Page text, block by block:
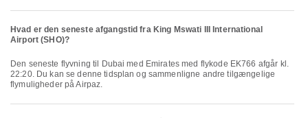
Hvad er den seneste afgangstid fra King Mswati III International
Airport (SHO)?
Den seneste flyvning til Dubai med Emirates med flykode EK766 afgår kl.
22:20. Du kan se denne tidsplan og sammenligne andre tilgængelige
flymuligheder på Airpaz.